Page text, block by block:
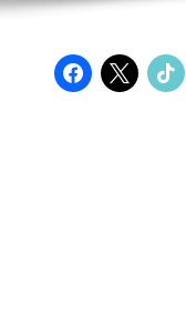
facebook
x tiktok